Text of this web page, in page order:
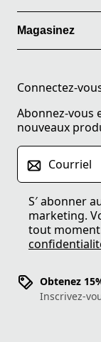
Magasinez
Connectez-
Abonnez-vous
nouveaux
Courriel
S′ abonner
marketing.
tout
Obtenez
Inscrivez-